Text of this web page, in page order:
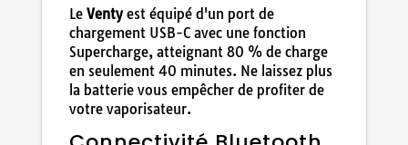
Le Ventyest équipé d'un port de
chargement USB-C avec une fonction
Supercharge, atteignant 80 % de charge
en seulement 40 minutes. Ne laissez plus
la batterie vous empêcher de profiter de
votre vaporisateur.